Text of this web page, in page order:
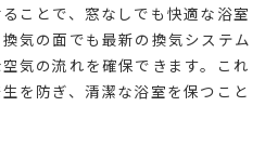
ことで、窓なしでも快適な浴室
気の面でも最新の換気システム
気の流れを確保できます。これ
を防ぎ、清潔な浴室を保つこと